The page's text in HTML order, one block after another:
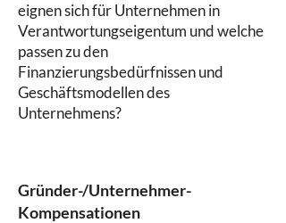
eignen sich für Unternehmen in
Verantwortungseigentum und welche
passen zu den
Finanzierungsbedürfnissen und
Geschäftsmodellen des
Unternehmens?
Gründer-/Unternehmer-
Kompensationen